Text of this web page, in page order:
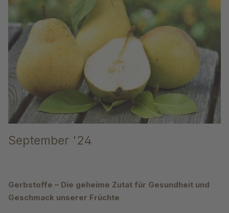
September '24
Gerbstoffe – Die geheime Zutat für Gesundheit und
Geschmack unserer Früchte